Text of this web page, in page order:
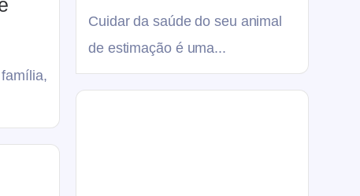
Cuidar da saúde do seu animal
de estimação é uma...